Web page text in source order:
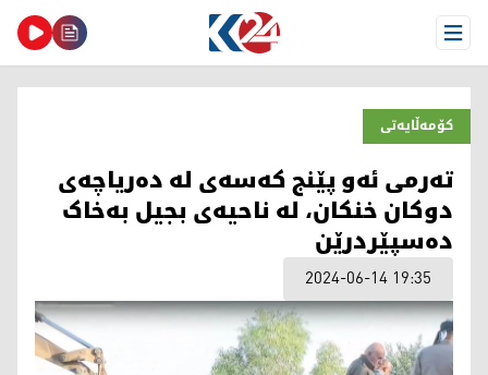
Open Menu
کۆمەڵایەتی
تەرمی ئەو پێنج کەسەی لە دەریاچەی
دوکان خنکان، لە ناحیەی بجیل بەخاک
دەسپێردرێن
2024-06-14 19:35